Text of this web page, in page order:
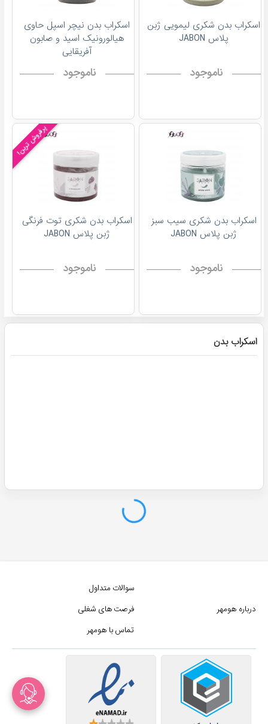
اسکراب بدن شکری لیمویی ژبن
پلاس JABON
ناموجود
اسکراب بدن نیچر اسپل حاوی
هیالورونیک اسید و صابون
آفریقایی
ناموجود
اسکراب بدن شکری سیب سبز
ژبن پلاس JABON
ناموجود
پرفروش ترین!
اسکراب بدن شکری توت فرنگی
ژبن پلاس JABON
ناموجود
اسکراب بدن
درباره هومهر
سوالات متداول
فرصت های شغلی
تماس با هومهر
خرید انواع اسکراب بدن به صرفه